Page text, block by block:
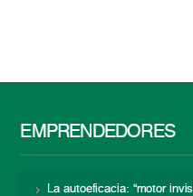
EMPRENDEDORES
La autoeficacia: “motor